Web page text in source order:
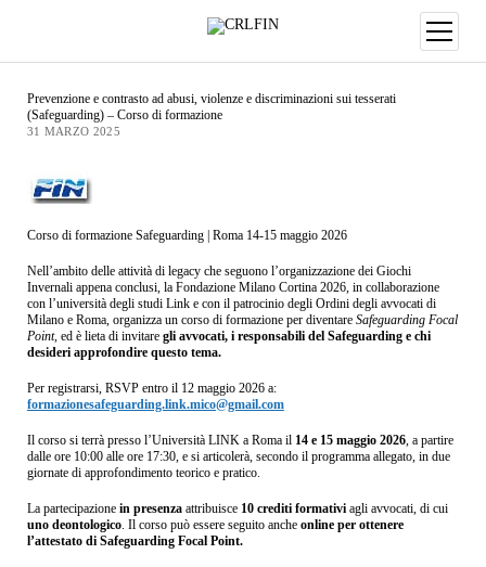
Prevenzione e contrasto ad abusi, violenze e discriminazioni sui tesserati
(Safeguarding) – Corso di formazione
31 MARZO 2025
Corso di formazione Safeguarding | Roma 14-15 maggio 2026
Nell’ambito delle attività di legacy che seguono l’organizzazione dei Giochi
Invernali appena conclusi, la Fondazione Milano Cortina 2026, in collaborazione
con l’università degli studi Link e con il patrocinio degli Ordini degli avvocati di
Milano e Roma, organizza un corso di formazione per diventare Safeguarding Focal
Point, ed è lieta di invitare gli avvocati, i responsabili del Safeguarding e chi
desideri approfondire questo tema.
Per registrarsi, RSVP entro il 12 maggio 2026 a:
formazionesafeguarding.link.mico@gmail.com
Il corso si terrà presso l’Università LINK a Roma il 14 e 15 maggio 2026, a partire
dalle ore 10:00 alle ore 17:30, e si articolerà, secondo il programma allegato, in due
giornate di approfondimento teorico e pratico.
La partecipazionein presenza attribuisce 10 crediti formativi agli avvocati, di cui
uno deontologico. Il corso può essere seguito anche online per ottenere
l’attestato di Safeguarding Focal Point.